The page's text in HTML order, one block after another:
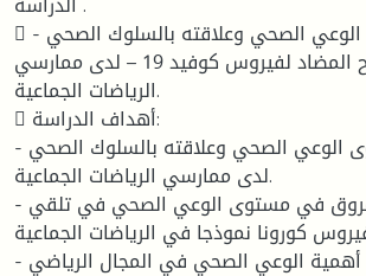
 عنوان الدراسة : الوعي الصحي وعلاقته بالسلوك الصحي -
تلقي اللقاح المضاد لفيروس كوفيد 19 – لدى ممارسي
الرياضات الجماعية.
 أهداف الدراسة:
- التعرف على مستوى الوعي الصحي وعلاقته بالسلوك الصحي
لدى ممارسي الرياضات الجماعية.
- التعرف على الفروق في مستوى الوعي الصحي في تلقي
كورونا نموذجا في الرياضات الجماعية.
- معرفة أهمية الوعي الصحي في المجال الرياضي.